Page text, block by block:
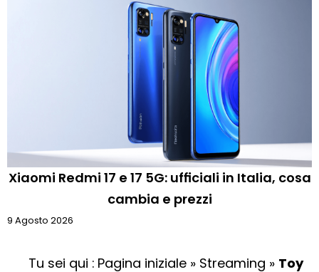
Xiaomi Redmi 17 e 17 5G: ufficiali in Italia, cosa
cambia e prezzi
9 Agosto 2026
Tu sei qui : Pagina iniziale » Streaming » Toy